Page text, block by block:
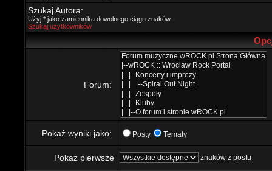
Szukaj Autora:
Użyj * jako zamiennika dowolnego ciągu znaków
Szukaj użytkowników
Forum:
Pokaż wyniki jako: Posty Tematy
Pokaż pierwsze znaków z postu